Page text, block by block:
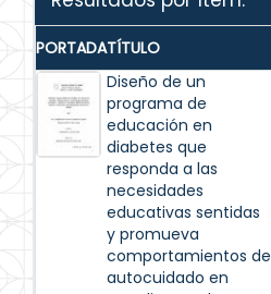
PORTADATÍTULO
Diseño de un
programa de
educación en
diabetes que
responda a las
necesidades
educativas sentidas
y promueva
comportamientos de
autocuidado en